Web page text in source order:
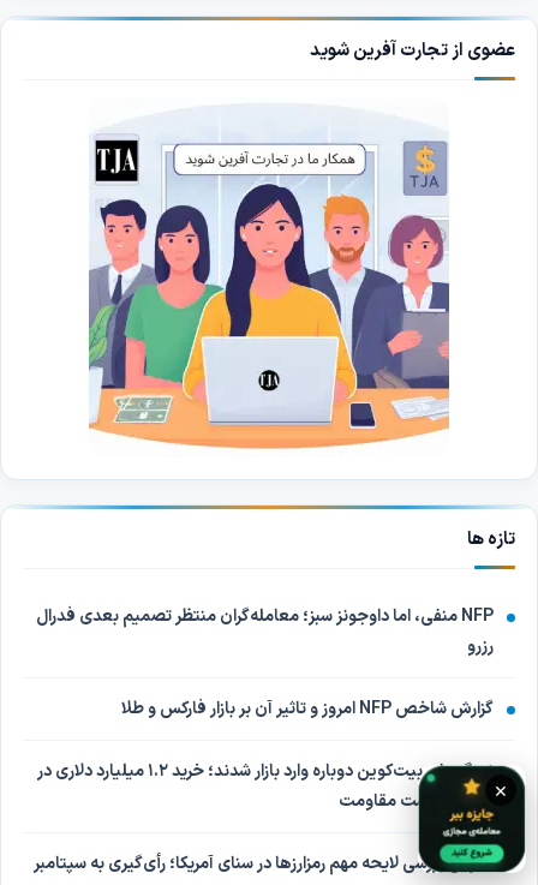
عضوی از تجارت آفرین شوید
تازه ها
NFP منفی، اما داوجونز سبز؛ معامله‌گران منتظر تصمیم بعدی فدرال
رزرو
گزارش شاخص NFP امروز و تاثیر آن بر بازار فارکس و طلا
نهنگ‌های بیت‌کوین دوباره وارد بازار شدند؛ خرید ۱.۲ میلیارد دلاری در
انتظار شکست مقاومت
تعویق بررسی لایحه مهم رمزارزها در سنای آمریکا؛ رأی‌گیری به سپتامبر
×